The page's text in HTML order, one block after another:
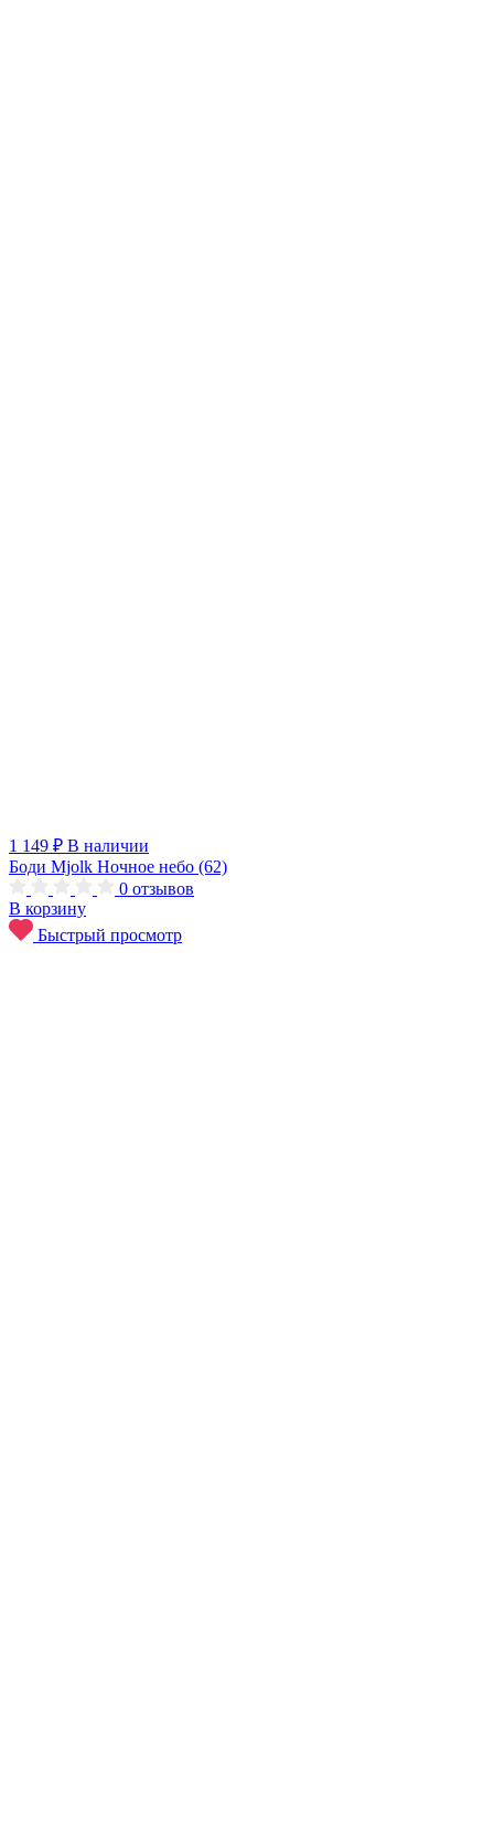
1 149 ₽ В наличии
Боди Mjolk Ночное небо (62)
0 отзывов
В корзину
Быстрый просмотр